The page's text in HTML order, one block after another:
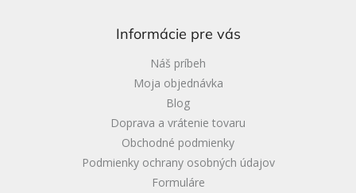
Informácie pre vás
Náš príbeh
Moja objednávka
Blog
Doprava a vrátenie tovaru
Obchodné podmienky
Podmienky ochrany osobných údajov
Formuláre